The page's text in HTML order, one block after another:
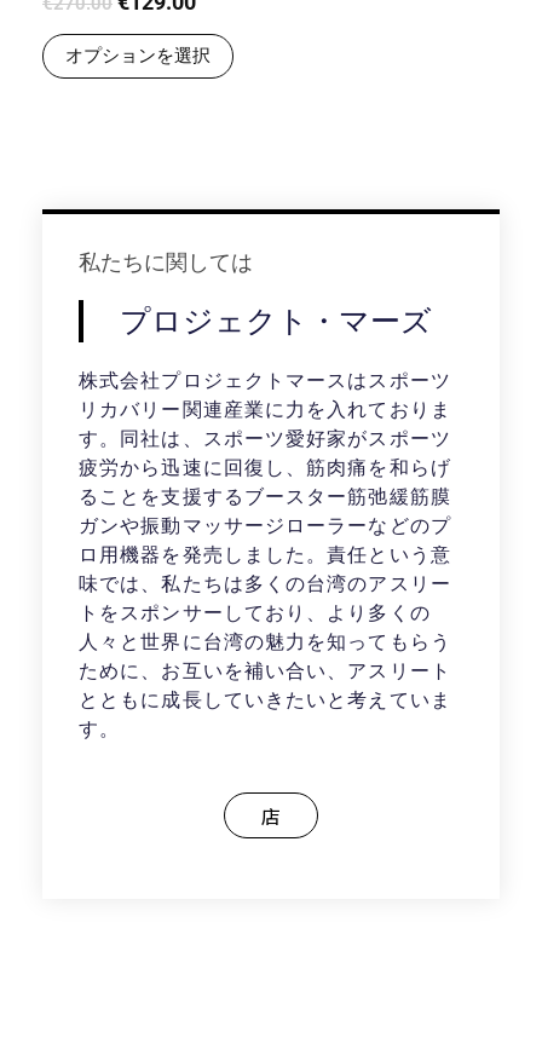
オプションを選択
私たちに関しては
プロジェクト・マーズ
株式会社プロジェクトマースはスポーツ
リカバリー関連産業に力を入れておりま
す。同社は、スポーツ愛好家がスポーツ
疲労から迅速に回復し、筋肉痛を和らげ
ることを支援するブースター筋弛緩筋膜
ガンや振動マッサージローラーなどのプ
ロ用機器を発売しました。責任という意
味では、私たちは多くの台湾のアスリー
トをスポンサーしており、より多くの
人々と世界に台湾の魅力を知ってもらう
ために、お互いを補い合い、アスリート
とともに成長していきたいと考えていま
す。
店